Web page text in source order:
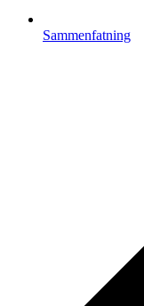
Sammenfatning